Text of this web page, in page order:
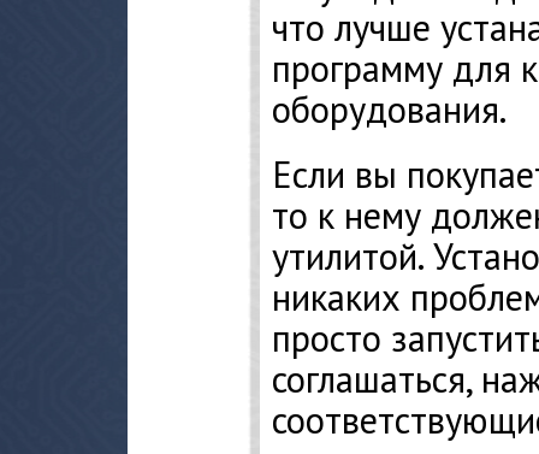
что лучше
программу для
оборудования.
Если вы
то к нему
утилитой.
никаких
просто
соглашаться,